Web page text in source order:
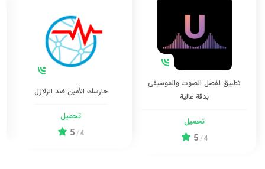
تطبيق لفصل الصوت والموسيقى
بدقة عالية
تحميل
4
/
5
حارسك الأمين ضد الزلازل
تحميل
4
/
5